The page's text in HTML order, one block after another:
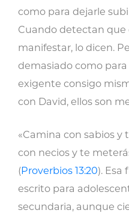
como para dejarle
Cuando detectan que
manifestar, lo dicen.
demasiado como
exigente consigo
con David, ellos son
«Camina con sabios y
con necios y te
(Proverbios 13:20). Esa
escrito para
secundaria, aunque